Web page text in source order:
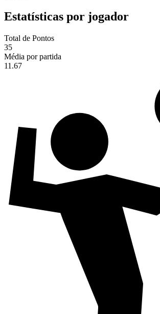
Estatísticas por jogador
Total de Pontos
35
Média por partida
11.67